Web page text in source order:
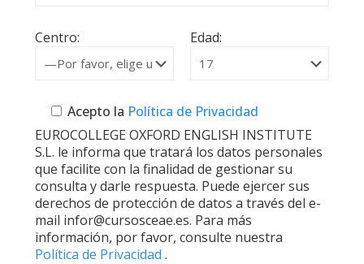
Centro: Edad:
Acepto la Política de Privacidad
EUROCOLLEGE OXFORD ENGLISH INSTITUTE
S.L. le informa que tratará los datos personales
que facilite con la finalidad de gestionar su
consulta y darle respuesta. Puede ejercer sus
derechos de protección de datos a través del e-
mail infor@cursosceae.es. Para más
información, por favor, consulte nuestra
Política de Privacidad .